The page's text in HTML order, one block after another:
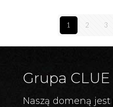
1 2 3
Grupa CLUE
Naszą domeną jest